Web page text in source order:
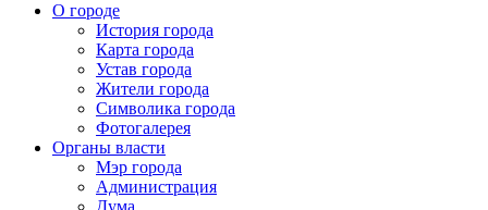
О городе
История города
Карта города
Устав города
Жители города
Символика города
Фотогалерея
Органы власти
Мэр города
Администрация
Дума